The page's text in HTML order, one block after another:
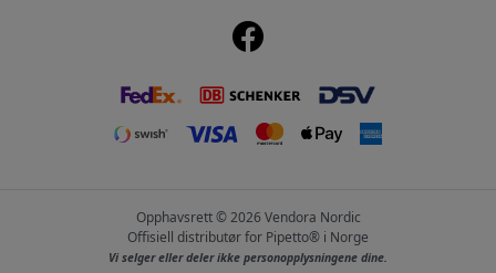
www.myfirst.se
Opphavsrett © 2026 Vendora Nordic
Offisiell distributør for Pipetto® i Norge
Vi selger eller deler ikke personopplysningene dine.